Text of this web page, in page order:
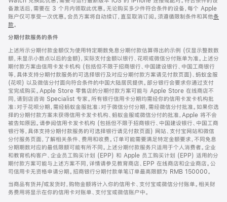
备激活后，需要在 3 个月内领取此优惠。无论购买多少件符合条件的设备，每个 Apple
账户仅可享受一次优惠。会员方案将自动续订，直至取消订阅。须遵循限制条件和其他条
款。
窗
口
中
打
开)
分期付款服务的条件
上述所示分期付款金额仅为使用特定期数免息分期付款估算得出的示例 (仅显示整数数
额，未显示小数点以后的金额)，实际支付金额以银行、花呗或微信分付账单为准。上述分
期付款方案由信用卡发卡机构 (包括但不限于招商银行、中国建设银行、中国工商银行
等，具体支持分期付款服务的可选择银行及对应分期付款方案请见付款页面)、蚂蚁金服
(花呗) 以及微信分付面向符合条件的中国大陆居民提供。部分银行会要求你通过支付
宝完成购买。Apple Store 零售店的分期付款方案可能与 Apple Store 在线商店不
同，请到店咨询 Specialist 专家。所有银行信用卡分期均需经你的信用卡发卡机构批
准；对于花呗分期，需经蚂蚁金服批准；对于微信分付分期，需经微信分付批准。如果你选
择的分期付款方案未获得信用卡发卡机构、蚂蚁金服或微信分付的批准，Apple 将不会
被告知原因。请参阅信用卡发卡机构 (包括但不限于招商银行、中国建设银行、中国工商
银行等，具体支持分期付款服务的可选择银行请见付款页面) 网站、支付宝网站和微信
分付服务页面，了解相关条件、费用和收费。订单可能需要满足特定金额要求，不同免息
分期期数对应的最低限额可能有所不同。上述分期付款服务只适用于个人消费者。企业
和教育机构客户、企业员工购买计划 (EPP) 和 Apple 员工购买计划 (EPP) 适用的分
期付款方案可能与上述方案不同，详情请参见教育商店、EPP 在线商店和企业商店。公
司信用卡无资格申请分期。招商银行分期付款单笔订单最高限额为 RMB 150000。
当商品有货并/或发货时，购物金额将计入你的信用卡、支付宝或微信分付账单。相关财
务费用将显示在你的信用卡对账单、支付宝或微信账户中。